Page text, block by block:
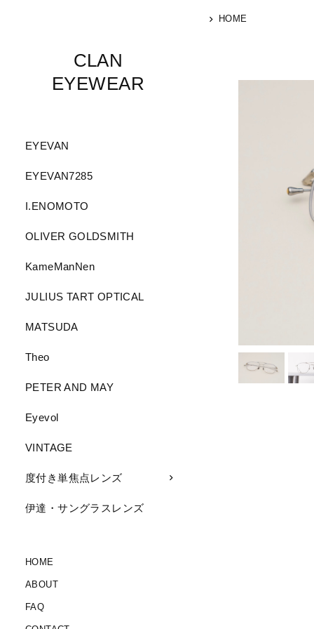
CLAN
EYEWEAR
EYEVAN
EYEVAN7285
I.ENOMOTO
OLIVER GOLDSMITH
KameManNen
JULIUS TART OPTICAL
MATSUDA
Theo
PETER AND MAY
Eyevol
VINTAGE
度付き単焦点レンズ
伊達・サングラスレンズ
HOME
ABOUT
FAQ
HOME